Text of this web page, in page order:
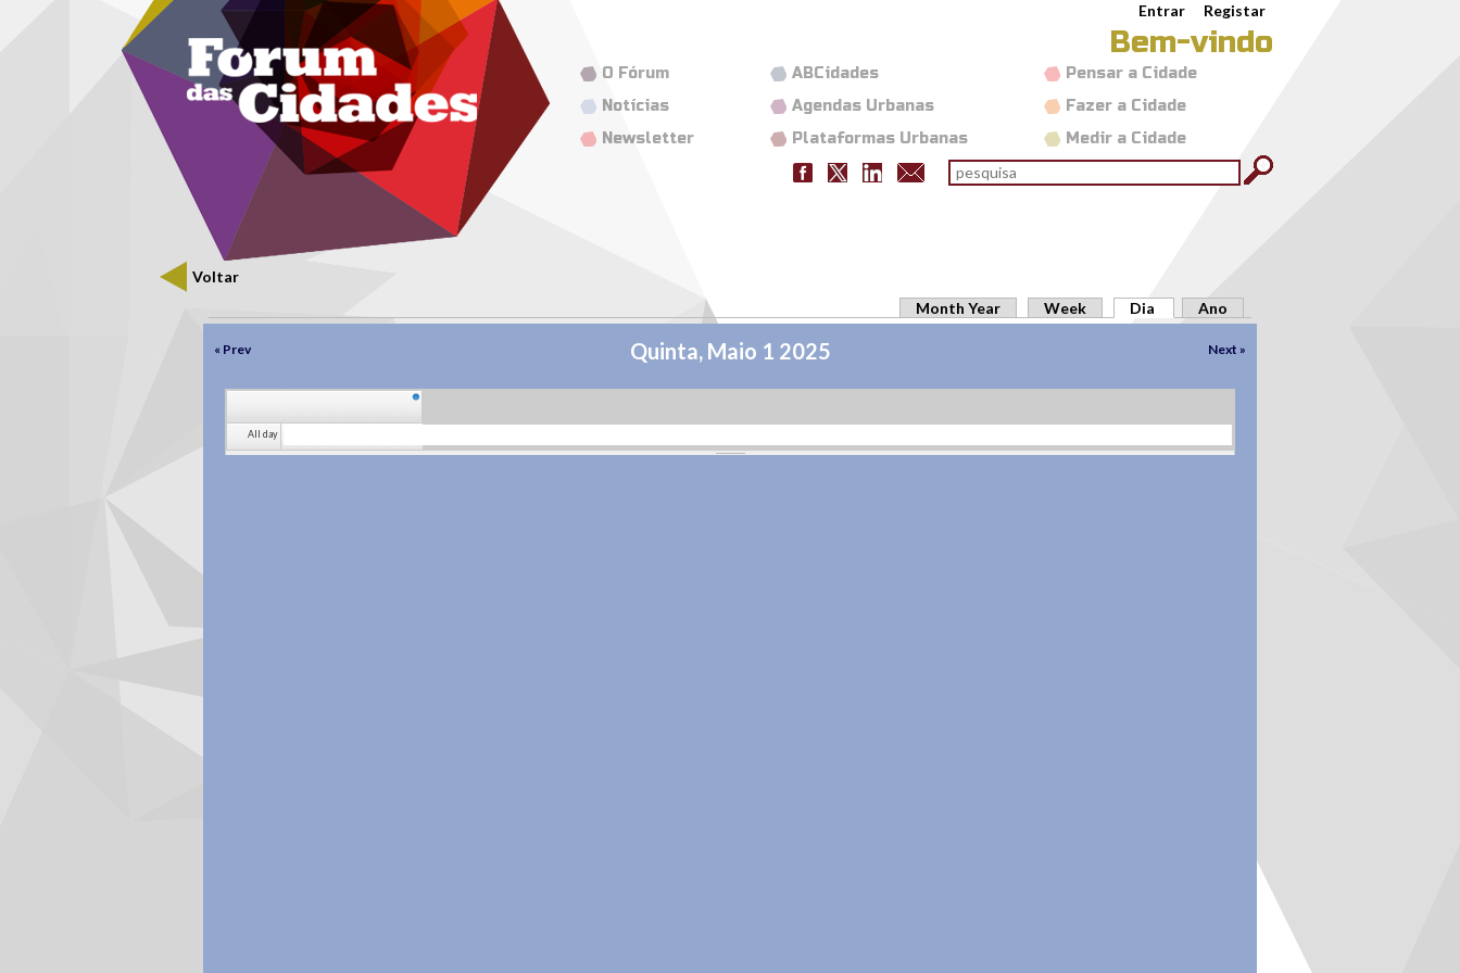
Passar para o conteúdo principalMenu secundário Entrar Registar
Bem-vindo
Pensar a Cidade
Fazer a Cidade
Medir a Cidade
ABCidades
Agendas Urbanas
Plataformas Urbanas
O Fórum
Notícias
Newsletter
Formulário de pesquisa
pesquisar
Voltar
Month Year Week Dia (separador ativo)
Ano
Quinta, Maio 1 2025
« Prev Next »
All day